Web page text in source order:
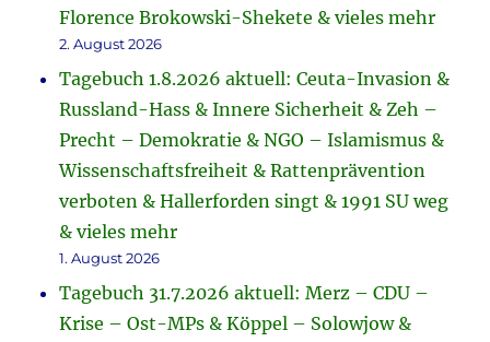
Florence Brokowski-Shekete & vieles mehr
2. August 2026
Tagebuch 1.8.2026 aktuell: Ceuta-Invasion &
Russland-Hass & Innere Sicherheit & Zeh –
Precht – Demokratie & NGO – Islamismus &
Wissenschaftsfreiheit & Rattenprävention
verboten & Hallerforden singt & 1991 SU weg
& vieles mehr
1. August 2026
Tagebuch 31.7.2026 aktuell: Merz – CDU –
Krise – Ost-MPs & Köppel – Solowjow &